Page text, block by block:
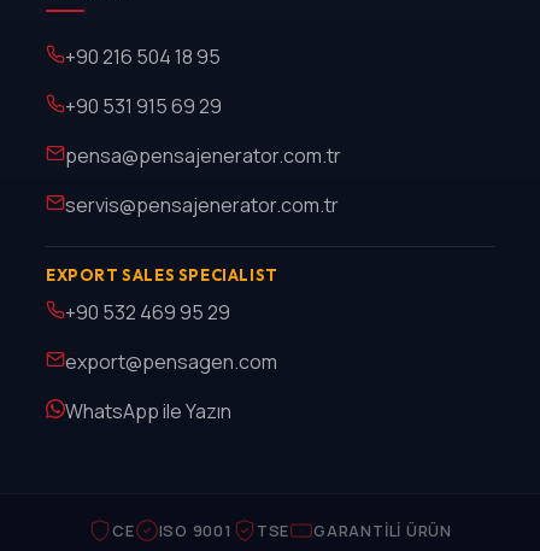
+90 216 504 18 95
+90 531 915 69 29
pensa@pensajenerator.com.tr
servis@pensajenerator.com.tr
EXPORT SALES SPECIALIST
+90 532 469 95 29
export@pensagen.com
WhatsApp ile Yazın
CE ISO 9001 TSE GARANTILI ÜRÜN